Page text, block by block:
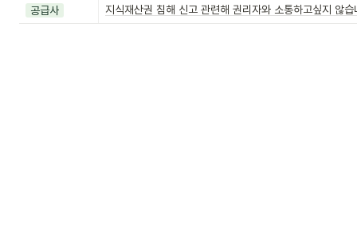
공급사 지식재산권 침해 신고 관련해 권리자와 소통하고싶지 않습